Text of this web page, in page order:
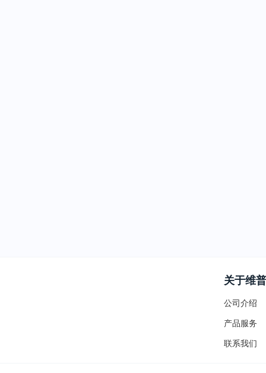
关于维普
公司介绍
产品服务
联系我们